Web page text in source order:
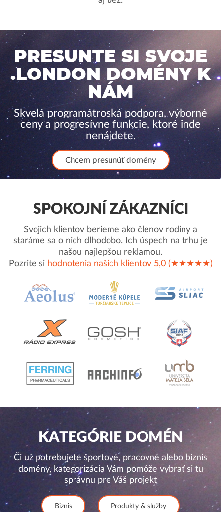
PRESUNTE SI SVOJE
.LONDON DOMÉNY K
NÁM
Skvelá programátroská podpora, výborné
ceny a progresívne funkcie, ktoré inde
nenájdete.
Chcem presunúť domény
SPOKOJNÍ ZÁKAZNÍCI
Svojich klientov berieme ako členov rodiny a
staráme sa o nich dlhodobo. Ich úspech na trhu je
našou najlepšou reklamou.
Pozrite si hodnotenia našich klientov 5,0 (★★★★★)
KATEGÓRIE DOMÉN
Či už potrebujete športové, pracovné alebo biznis
domény, kategorizácia Vám pomôže vybrať si tu
správnu pre Váš projekt
Biznis Produkty & služby